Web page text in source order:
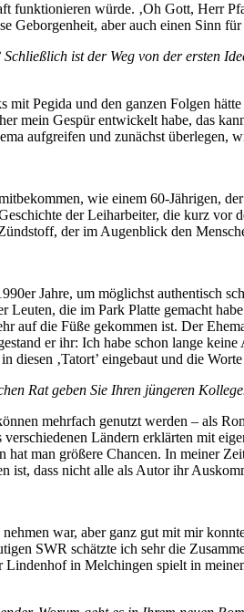
funktionieren würde. ‚Oh Gott, Herr
Geborgenheit, aber auch einen Sinn
ist der Weg von der ersten
mit Pegida und den ganzen Folgen
mein Gespür entwickelt habe, das
aufgreifen und zunächst
wie einem 60-Jährigen,
der Leiharbeiter, die kurz
der im Augenblick den
Jahre, um möglichst authentisch
Leuten, die im Park Platte gemacht
auf die Füße gekommen ist. Der
er ihr: Ich habe schon lange
‚Tatort’ eingebaut und die
Rat geben Sie Ihren jüngeren
mehrfach genutzt werden – als
Ländern erklärten mit
man größere Chancen. In meiner
ist, dass nicht alle als Autor ihr
war, aber ganz gut mit mir
SWR schätzte ich sehr die
in Melchingen spielt in